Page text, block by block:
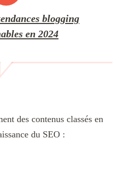
blogging
en 2024
des contenus classés en
du SEO :